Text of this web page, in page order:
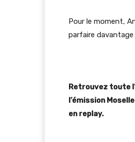
Pour le moment,
parfaire
Retrouvez toute
l’émission
en replay.